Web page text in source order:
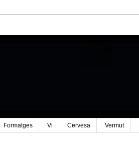
Formatges Vi Cervesa Vermut